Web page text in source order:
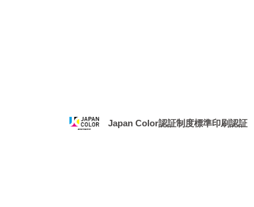
Japan Color認証制度標準印刷認証